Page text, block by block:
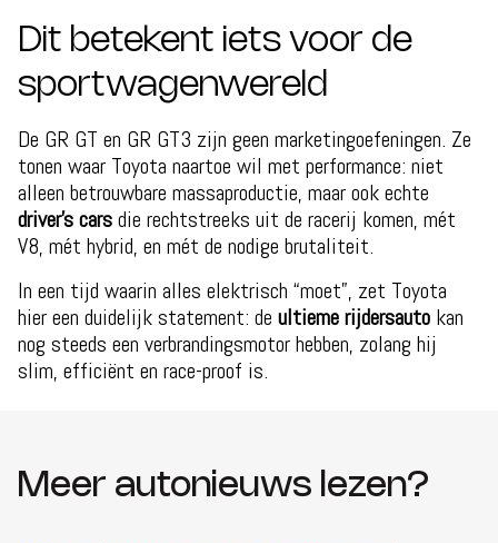
Dit betekent iets voor de
sportwagenwereld
De GR GT en GR GT3 zijn geen marketingoefeningen. Ze
tonen waar Toyota naartoe wil met performance: niet
alleen betrouwbare massaproductie, maar ook echte
driver’s carsdie rechtstreeks uit de racerij komen, mét
V8, mét hybrid, en mét de nodige brutaliteit.
In een tijd waarin alles elektrisch “moet”, zet Toyota
hier een duidelijk statement: de ultieme rijdersauto kan
nog steeds een verbrandingsmotor hebben, zolang hij
slim, efficiënt en race-proof is.
Meer autonieuws lezen?